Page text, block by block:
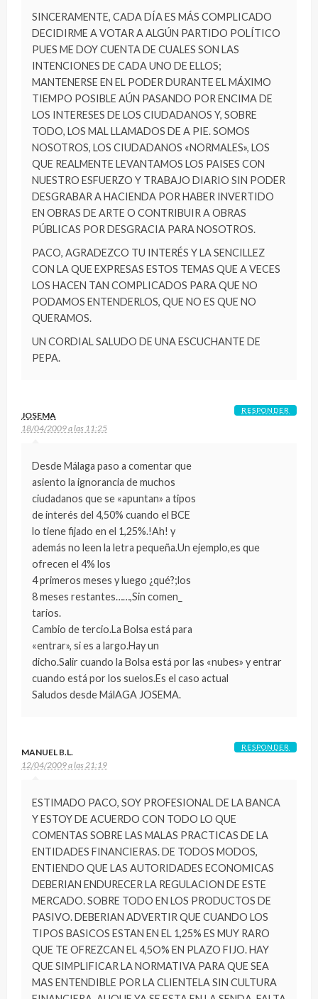
SINCERAMENTE, CADA DÍA ES MÁS COMPLICADO
DECIDIRME A VOTAR A ALGÚN PARTIDO POLÍTICO
PUES ME DOY CUENTA DE CUALES SON LAS
INTENCIONES DE CADA UNO DE ELLOS;
MANTENERSE EN EL PODER DURANTE EL MÁXIMO
TIEMPO POSIBLE AÚN PASANDO POR ENCIMA DE
LOS INTERESES DE LOS CIUDADANOS Y, SOBRE
TODO, LOS MAL LLAMADOS DE A PIE. SOMOS
NOSOTROS, LOS CIUDADANOS «NORMALES», LOS
QUE REALMENTE LEVANTAMOS LOS PAISES CON
NUESTRO ESFUERZO Y TRABAJO DIARIO SIN PODER
DESGRABAR A HACIENDA POR HABER INVERTIDO
EN OBRAS DE ARTE O CONTRIBUIR A OBRAS
PÚBLICAS POR DESGRACIA PARA NOSOTROS.
PACO, AGRADEZCO TU INTERÉS Y LA SENCILLEZ
CON LA QUE EXPRESAS ESTOS TEMAS QUE A VECES
LOS HACEN TAN COMPLICADOS PARA QUE NO
PODAMOS ENTENDERLOS, QUE NO ES QUE NO
QUERAMOS.
UN CORDIAL SALUDO DE UNA ESCUCHANTE DE
PEPA.
JOSEMA
18/04/2009 a las 11:25
Desde Málaga paso a comentar que
asiento la ignorancia de muchos
ciudadanos que se «apuntan» a tipos
de interés del 4,50% cuando el BCE
lo tiene fijado en el 1,25%.!Ah! y
además no leen la letra pequeña.Un ejemplo,es que
ofrecen el 4% los
4 primeros meses y luego ¿qué?;los
8 meses restantes……,Sin comen_
tarios.
Cambio de tercio.La Bolsa está para
«entrar», si es a largo.Hay un
dicho.Salir cuando la Bolsa está por las «nubes» y entrar
cuando está por los suelos.Es el caso actual
Saludos desde MálAGA JOSEMA.
RESPONDER
MANUEL B.L.
12/04/2009 a las 21:19
ESTIMADO PACO, SOY PROFESIONAL DE LA BANCA
Y ESTOY DE ACUERDO CON TODO LO QUE
COMENTAS SOBRE LAS MALAS PRACTICAS DE LA
ENTIDADES FINANCIERAS. DE TODOS MODOS,
ENTIENDO QUE LAS AUTORIDADES ECONOMICAS
DEBERIAN ENDURECER LA REGULACION DE ESTE
MERCADO. SOBRE TODO EN LOS PRODUCTOS DE
PASIVO. DEBERIAN ADVERTIR QUE CUANDO LOS
TIPOS BASICOS ESTAN EN EL 1,25% ES MUY RARO
QUE TE OFREZCAN EL 4,5O% EN PLAZO FIJO. HAY
QUE SIMPLIFICAR LA NORMATIVA PARA QUE SEA
MAS ENTENDIBLE POR LA CLIENTELA SIN CULTURA
RESPONDER